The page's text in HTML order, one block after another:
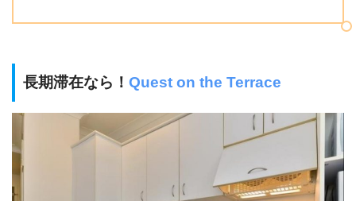
長期滞在なら！ Quest on the Terrace